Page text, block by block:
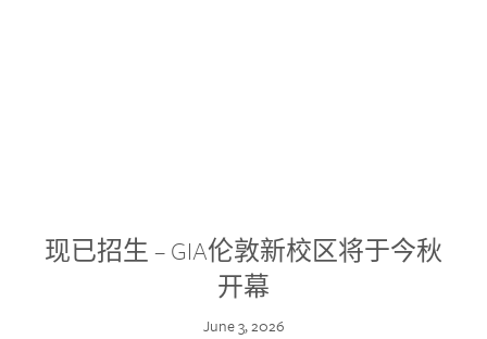
现已招生 – GIA伦敦新校区将于今秋
开幕
June 3, 2026